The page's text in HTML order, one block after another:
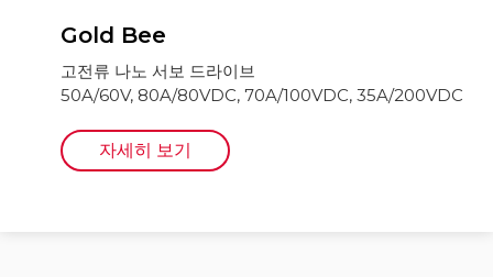
Gold Bee
고전류 나노 서보 드라이브
50A/60V, 80A/80VDC, 70A/100VDC, 35A/200VDC
자세히 보기